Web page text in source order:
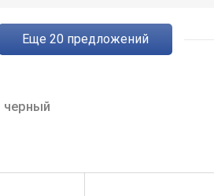
eще 20предложений
черный